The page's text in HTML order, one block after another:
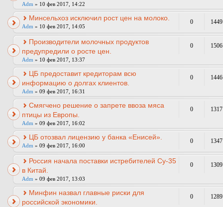
Adm » 10 фев 2017, 14:22
Минсельхоз исключил рост цен на молоко.
Adm » 10 фев 2017, 14:05
0 1449
Производители молочных продуктов
предупредили о росте цен.
Adm » 10 фев 2017, 13:37
0 1506
ЦБ предоставит кредиторам всю
информацию о долгах клиентов.
Adm » 09 фев 2017, 16:31
0 1446
Смягчено решение о запрете ввоза мяса
птицы из Европы.
Adm » 09 фев 2017, 16:02
0 1317
ЦБ отозвал лицензию у банка «Енисей».
Adm » 09 фев 2017, 16:00
0 1347
Россия начала поставки истребителей Су-35
в Китай.
Adm » 09 фев 2017, 13:03
0 1309
Минфин назвал главные риски для
российской экономики.
0 1289